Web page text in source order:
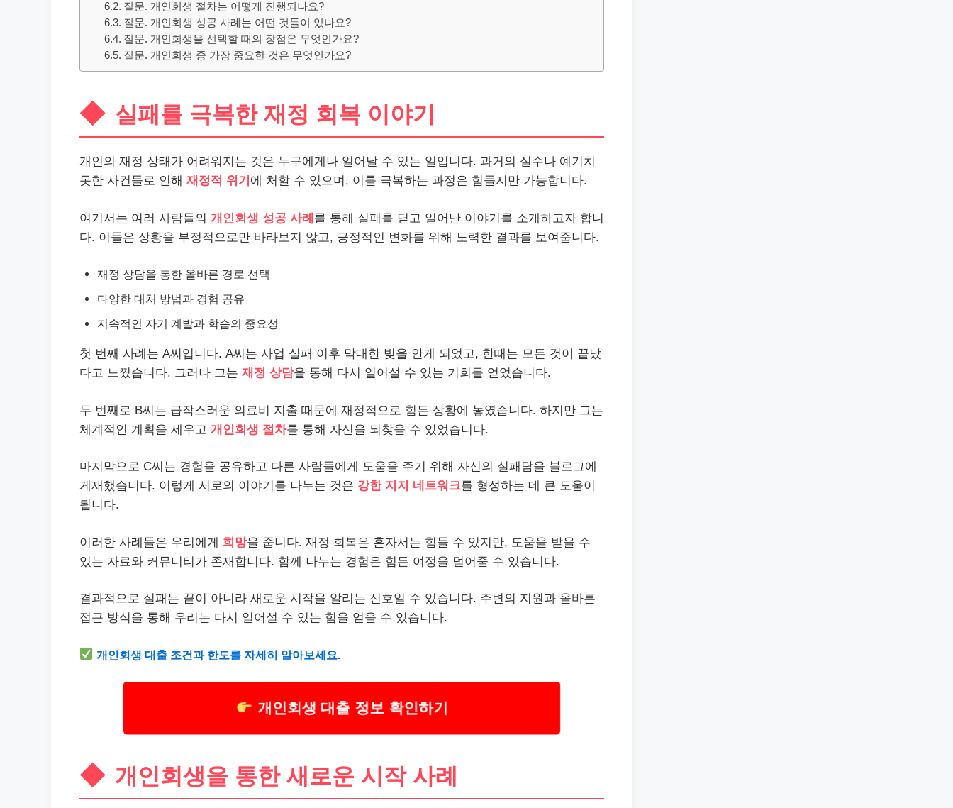
질문. 개인회생 절차는 어떻게 진행되나요?
질문. 개인회생 성공 사례는 어떤 것들이 있나요?
질문. 개인회생을 선택할 때의 장점은 무엇인가요?
질문. 개인회생 중 가장 중요한 것은 무엇인가요?
실패를 극복한 재정 회복 이야기
개인의 재정 상태가 어려워지는 것은 누구에게나 일어날 수 있는 일입니다. 과거의 실수나 예기치
못한 사건들로 인해 재정적 위기 에 처할 수 있으며, 이를 극복하는 과정은 힘들지만 가능합니다.
여기서는 여러 사람들의 개인회생 성공 사례 를 통해 실패를 딛고 일어난 이야기를 소개하고자 합니
다. 이들은 상황을 부정적으로만 바라보지 않고, 긍정적인 변화를 위해 노력한 결과를 보여줍니다.
재정 상담을 통한 올바른 경로 선택
다양한 대처 방법과 경험 공유
지속적인 자기 계발과 학습의 중요성
첫 번째 사례는 A씨입니다. A씨는 사업 실패 이후 막대한 빚을 안게 되었고, 한때는 모든 것이 끝났
다고 느꼈습니다. 그러나 그는 재정 상담을 통해 다시 일어설 수 있는 기회를 얻었습니다.
두 번째로 B씨는 급작스러운 의료비 지출 때문에 재정적으로 힘든 상황에 놓였습니다. 하지만 그는
체계적인 계획을 세우고 개인회생 절차를 통해 자신을 되찾을 수 있었습니다.
마지막으로 C씨는 경험을 공유하고 다른 사람들에게 도움을 주기 위해 자신의 실패담을 블로그에
게재했습니다. 이렇게 서로의 이야기를 나누는 것은 강한 지지 네트워크를 형성하는 데 큰 도움이
됩니다.
이러한 사례들은 우리에게 희망을 줍니다. 재정 회복은 혼자서는 힘들 수 있지만, 도움을 받을 수
있는 자료와 커뮤니티가 존재합니다. 함께 나누는 경험은 힘든 여정을 덜어줄 수 있습니다.
결과적으로 실패는 끝이 아니라 새로운 시작을 알리 는 신호일 수 있습니다. 주변의 지원과 올바른
접근 방식을 통해 우리는 다시 일어설 수 있는 힘을 얻을 수 있습니다.
개인회생대출 조건과 한도를 자세히 알아보세요.
개인회생 대출 정보 확인하기
개인회생을 통한 새로운 시작 사례